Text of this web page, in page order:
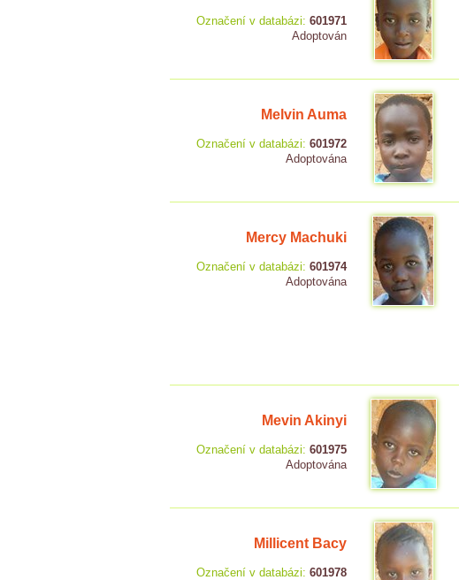
Označení v databázi: 601971
Adoptován
Melvin Auma
Označení v databázi: 601972
Adoptována
Mercy Machuki
Označení v databázi: 601974
Adoptována
Mevin Akinyi
Označení v databázi: 601975
Adoptována
Millicent Bacy
Označení v databázi: 601978